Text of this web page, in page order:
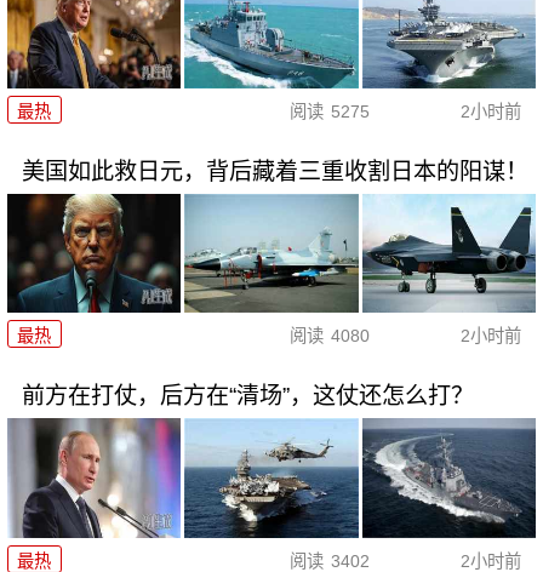
最热 阅读 5275 2小时前
美国如此救日元，背后藏着三重收割日本的阳谋！
最热 阅读 4080 2小时前
前方在打仗，后方在“清场”，这仗还怎么打？
最热 阅读 3402 2小时前